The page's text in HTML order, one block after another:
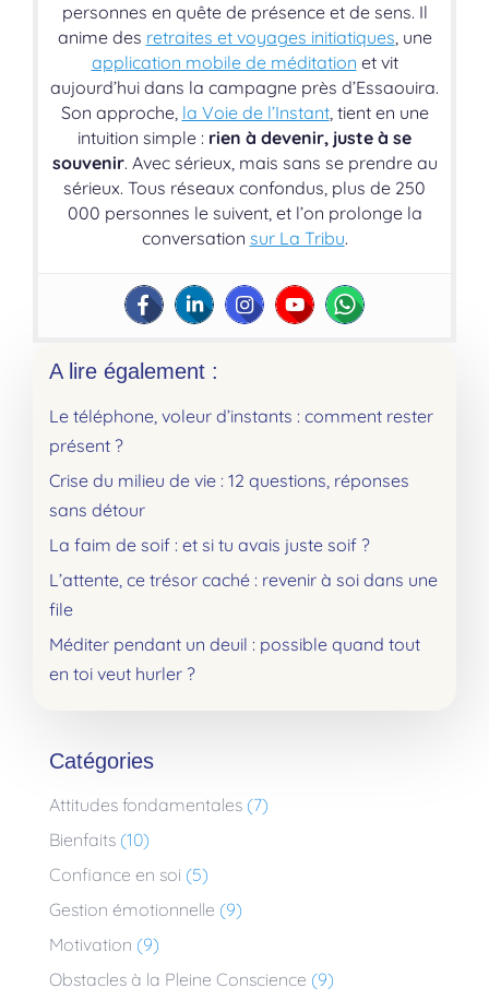
A lire également :
Le téléphone, voleur d’instants : comment rester
présent ?
Crise du milieu de vie : 12 questions, réponses
sans détour
La faim de soif : et si tu avais juste soif ?
L’attente, ce trésor caché : revenir à soi dans une
file
Méditer pendant un deuil : possible quand tout
en toi veut hurler ?
Catégories
Attitudes fondamentales (7)
Bienfaits (10)
Confiance en soi (5)
Gestion émotionnelle (9)
Motivation (9)
Obstacles à la Pleine Conscience (9)
personnes en quête de présence et de sens. Il
anime des retraites et voyages initiatiques, une
application mobile de méditation et vit
aujourd’hui dans la campagne près d’Essaouira.
Son approche, la Voie de l’Instant, tient en une
intuition simple : rien à devenir, juste à se
souvenir. Avec sérieux, mais sans se prendre au
sérieux. Tous réseaux confondus, plus de 250
000 personnes le suivent, et l’on prolonge la
conversation sur La Tribu.